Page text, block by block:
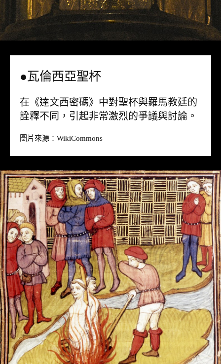
●瓦倫西亞聖杯
在《達文西密碼》中對聖杯與羅馬教廷的
詮釋不同，引起非常激烈的爭議與討論。
圖片來源： WikiCommons